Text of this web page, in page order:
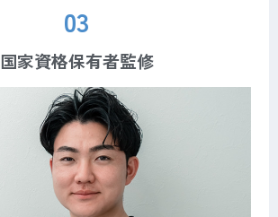
03
国家資格保有者監修